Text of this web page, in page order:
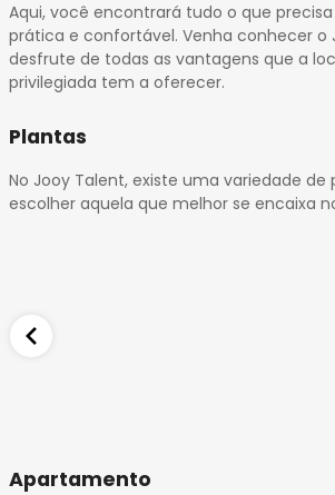
Aqui, você encontrará tudo o que
prática e confortável. Venha conhecer o
desfrute de todas as vantagens que a
privilegiada tem a oferecer.
Plantas
No Jooy Talent, existe uma variedade de
escolher aquela que melhor se encaixa
Apartamento